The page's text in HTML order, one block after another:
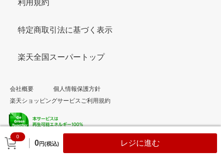
0
0円(税込) レジに進む
利用規約
特定商取引法に基づく表示
楽天全国スーパートップ
会社概要
個人情報保護方針
楽天ショッピングサービスご利用規約
© Rakuten Group, Inc.